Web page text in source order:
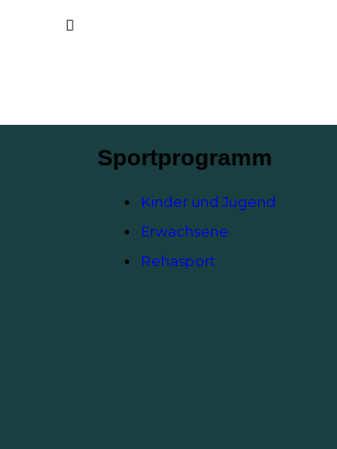
Sportprogramm
Kinder und Jugend
Erwachsene
Rehasport